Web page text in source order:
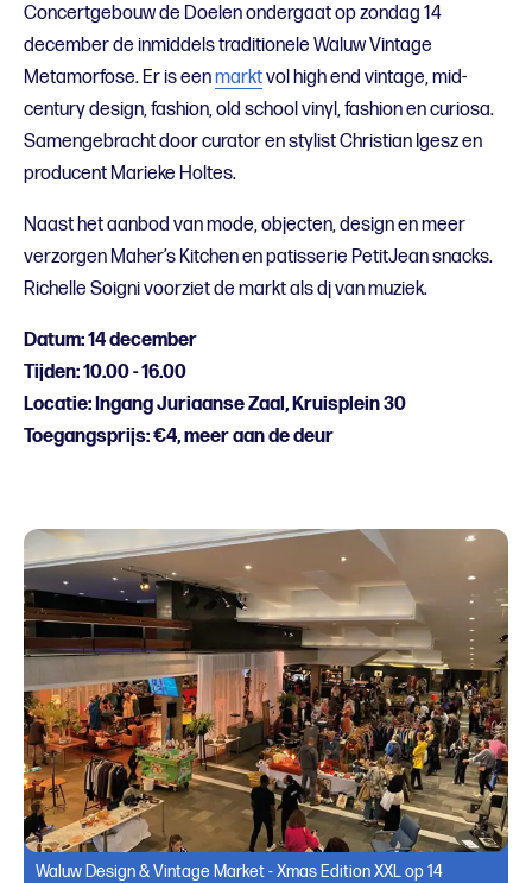
Concertgebouw de Doelen ondergaat op zondag 14
december de inmiddels traditionele Waluw Vintage
Metamorfose. Er is eenmarktvol high end vintage, mid-
century design, fashion, old school vinyl, fashion en curiosa.
Samengebracht door curator en stylist Christian Igesz en
producent Marieke Holtes.
Naast het aanbod van mode, objecten, design en meer
verzorgen Maher’s Kitchen en patisserie PetitJean snacks.
Richelle Soigni voorziet de markt als dj van muziek.
Datum: 14 december
Tijden: 10.00 - 16.00
Locatie: Ingang Juriaanse Zaal, Kruisplein 30
Toegangsprijs: €4, meer aan de deur
Waluw Design & Vintage Market - Xmas Edition XXL op 14